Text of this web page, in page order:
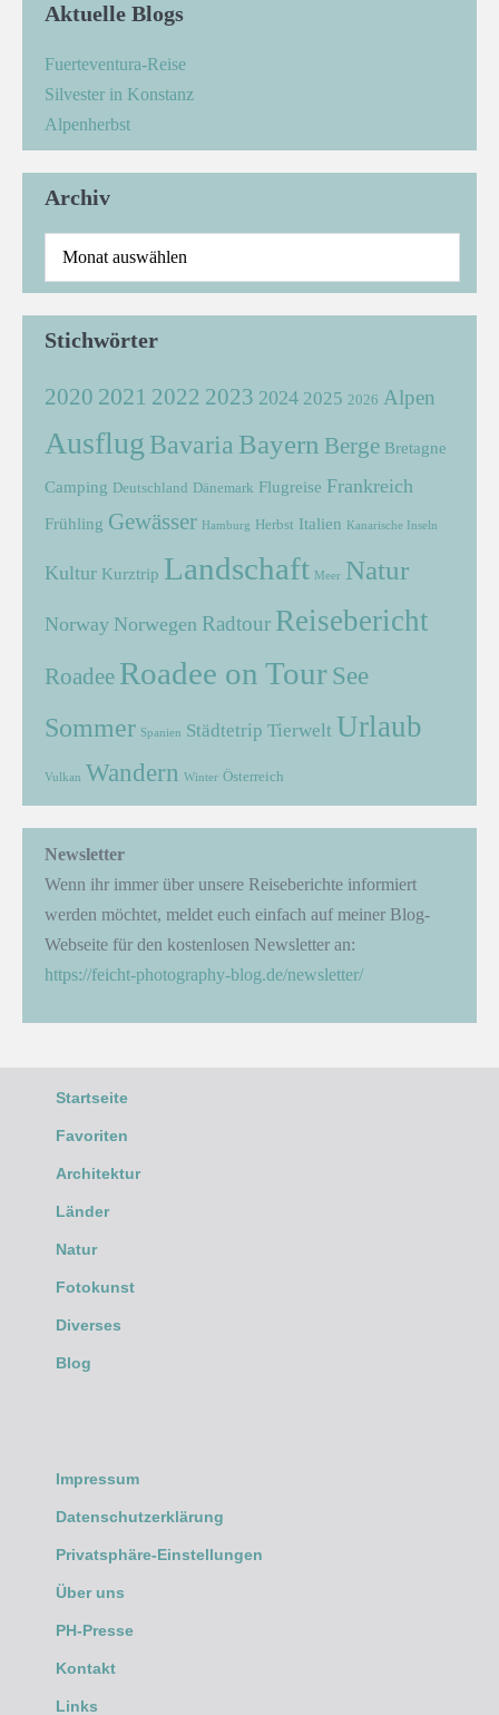
Aktuelle Blogs
Fuerteventura-Reise
Silvester in Konstanz
Alpenherbst
Archiv
Stichwörter
2020 2021 2022 2023 2024 2025 2026 Alpen
Ausflug Bavaria Bayern Berge Bretagne
Camping Deutschland Dänemark Flugreise Frankreich
Frühling Gewässer Hamburg Herbst Italien Kanarische Inseln
Kultur Kurztrip Landschaft Meer Natur
Norway Norwegen Radtour Reisebericht
Roadee Roadee on Tour See
Sommer Spanien Städtetrip Tierwelt Urlaub
Vulkan Wandern Winter Österreich
Newsletter
Wenn ihr immer über unsere Reiseberichte informiert
werden möchtet, meldet euch einfach auf meiner Blog-
Webseite für den kostenlosen Newsletter an:
https://feicht-photography-blog.de/newsletter/
Startseite
Favoriten
Architektur
Länder
Natur
Fotokunst
Diverses
Blog
Impressum
Datenschutzerklärung
Privatsphäre-Einstellungen
Über uns
PH-Presse
Kontakt
Links